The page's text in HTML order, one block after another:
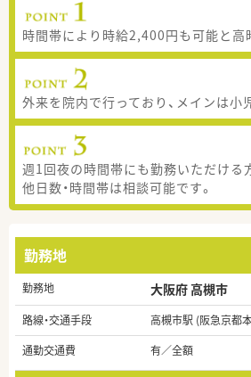
時間帯により時給2,400円も可能と高
外来を院内で行っており、メインは小
週1回夜の時間帯にも勤務いただける
他日数・時間帯は相談可能です。
勤務地
勤務地 大阪府 高槻市
路線・交通手段
高槻市駅 (阪急京都
通勤交通費
有／全額